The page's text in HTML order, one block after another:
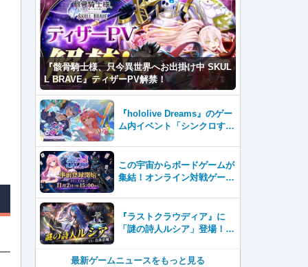
『骸骨騎士様、只今異世界へお出掛け中 SKUL
L BRAVE』ティザーPV解禁！
『hololive Dreams』のゲー
ム内イベント「シンクロする
この宇宙からボードゲームが
集結！オンライン対戦ゲーム
始！
『ラストクラウディア』に
「謎の詩人ルシア」登場！イ
最新ゲームニュースをもっと見る